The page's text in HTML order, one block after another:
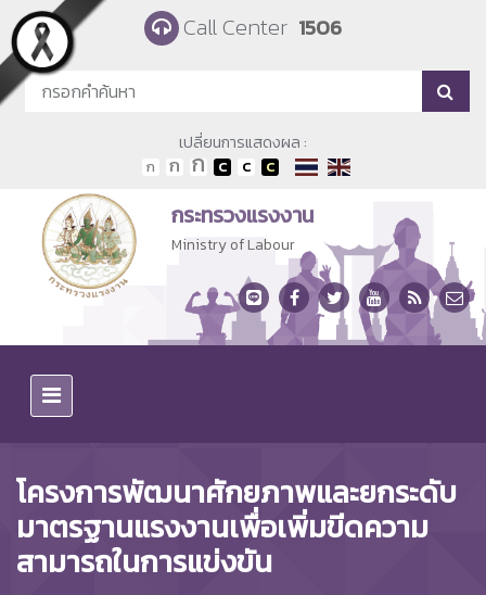
Skip to main content Call Center 1506
เปลี่ยนการแสดงผล :
กระทรวงแรงงาน
Ministry of Labour
โครงการพัฒนาศักยภาพและยกระดับ
มาตรฐานแรงงานเพื่อเพิ่มขีดความ
สามารถในการแข่งขัน